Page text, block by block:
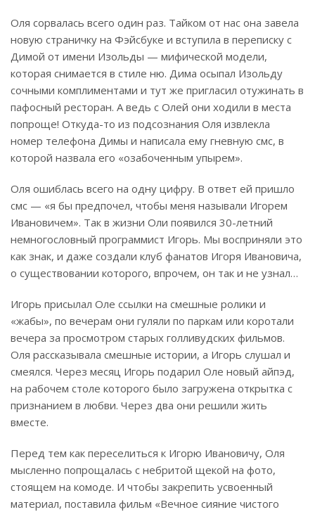
Оля сорвалась всего один раз. Тайком от нас она завела
новую страничку на Фэйсбуке и вступила в переписку с
Димой от имени Изольды — мифической модели,
которая снимается в стиле ню. Дима осыпал Изольду
сочными комплиментами и тут же пригласил отужинать в
пафосный ресторан. А ведь с Олей они ходили в места
попроще! Откуда-то из подсознания Оля извлекла
номер телефона Димы и написала ему гневную смс, в
которой назвала его «озабоченным упырем».
Оля ошиблась всего на одну цифру. В ответ ей пришло
смс — «я бы предпочел, чтобы меня называли Игорем
Ивановичем». Так в жизни Оли появился 30-летний
немногословный программист Игорь. Мы восприняли это
как знак, и даже создали клуб фанатов Игоря Ивановича,
о существовании которого, впрочем, он так и не узнал…
Игорь присылал Оле ссылки на смешные ролики и
«жабы», по вечерам они гуляли по паркам или коротали
вечера за просмотром старых голливудских фильмов.
Оля рассказывала смешные истории, а Игорь слушал и
смеялся. Через месяц Игорь подарил Оле новый айпэд,
на рабочем столе которого было загружена открытка с
признанием в любви. Через два они решили жить
вместе.
Перед тем как переселиться к Игорю Ивановичу, Оля
мысленно попрощалась с небритой щекой на фото,
стоящем на комоде. И чтобы закрепить усвоенный
материал, поставила фильм «Вечное сияние чистого